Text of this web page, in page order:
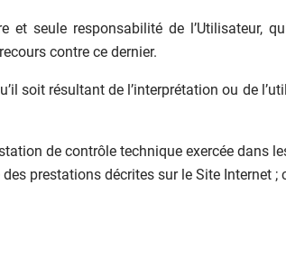
et seule responsabilité de l’Utilisateur,
contre ce dernier.
soit résultant de l’interprétation ou de
de contrôle technique exercée dans
prestations décrites sur le Site Internet ;